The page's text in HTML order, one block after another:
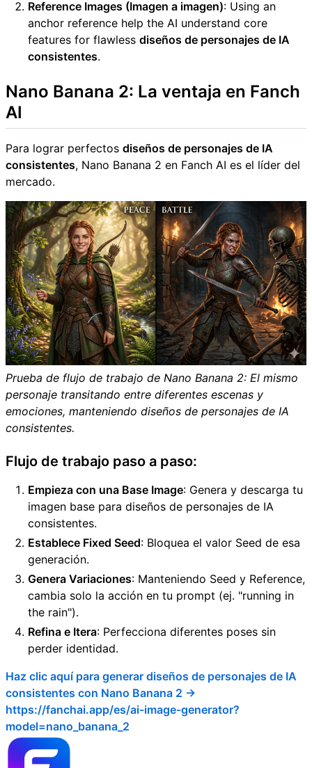
Reference Images (Imagen a imagen): Using an
anchor reference help the AI understand core
features for flawless diseños de personajes de IA
consistentes.
Nano Banana 2: La ventaja en Fanch
AI
Para lograr perfectos diseños de personajes de IA
consistentes, Nano Banana 2 en Fanch AI es el líder del
mercado.
Prueba de flujo de trabajo de Nano Banana 2: El mismo
personaje transitando entre diferentes escenas y
emociones, manteniendo diseños de personajes de IA
consistentes.
Flujo de trabajo paso a paso:
Empieza con una Base Image: Genera y descarga tu
imagen base para diseños de personajes de IA
consistentes.
Establece Fixed Seed: Bloquea el valor Seed de esa
generación.
Genera Variaciones: Manteniendo Seed y Reference,
cambia solo la acción en tu prompt (ej. "running in
the rain").
Refina e Itera: Perfecciona diferentes poses sin
perder identidad.
Haz clic aquí para generar diseños de personajes de IA
consistentes con Nano Banana 2 ->
https://fanchai.app/es/ai-image-generator?
model=nano_banana_2